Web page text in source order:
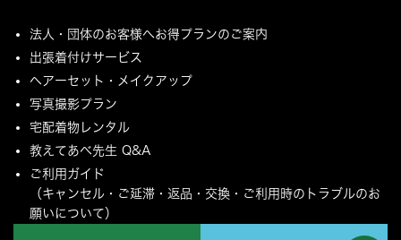
法人・団体のお客様へお得プランのご案内
出張着付けサービス
ヘアーセット・メイクアップ
写真撮影プラン
宅配着物レンタル
教えてあべ先生 Q&A
ご利用ガイド
（キャンセル・ご延滞・返品・交換・ご利用時のトラブルのお
願いについて）